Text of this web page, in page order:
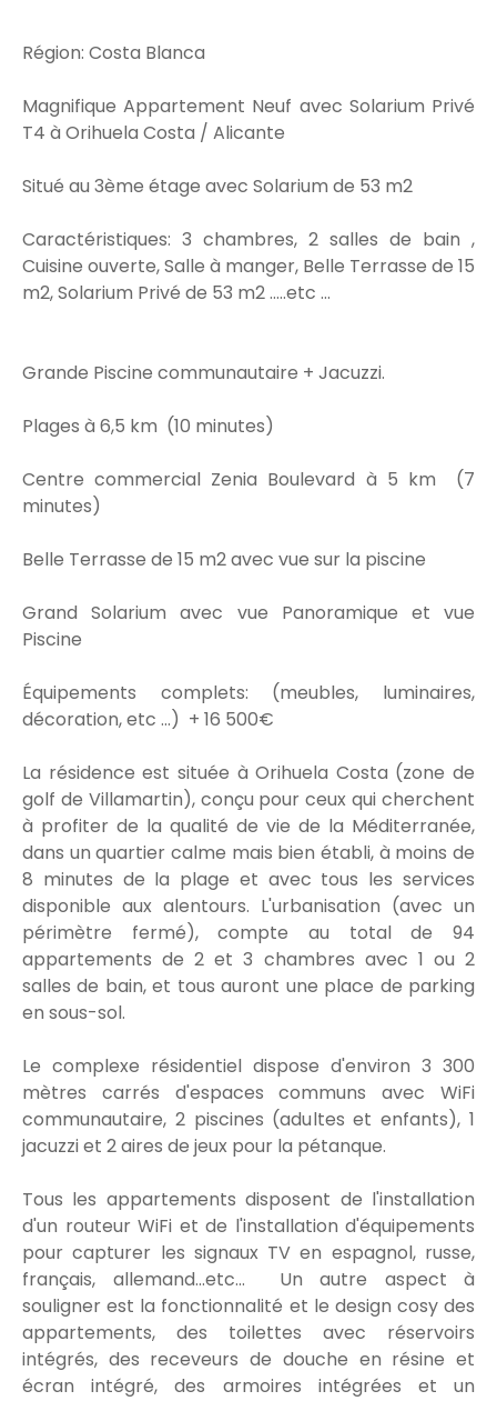
Région: Costa Blanca
Magnifique Appartement Neuf avec Solarium Privé
T4 à Orihuela Costa / Alicante
Situé au 3ème étage avec Solarium de 53 m2
Caractéristiques: 3 chambres, 2 salles de bain ,
Cuisine ouverte, Salle à manger, Belle Terrasse de 15
m2, Solarium Privé de 53 m2 .....etc ...
Grande Piscine communautaire + Jacuzzi.
Plages à 6,5 km (10 minutes)
Centre commercial Zenia Boulevard à 5 km (7
minutes)
Belle Terrasse de 15 m2 avec vue sur la piscine
Grand Solarium avec vue Panoramique et vue
Piscine
Équipements complets: (meubles, luminaires,
décoration, etc ...) + 16 500€
La résidence est située à Orihuela Costa (zone de
golf de Villamartin), conçu pour ceux qui cherchent
à profiter de la qualité de vie de la Méditerranée,
dans un quartier calme mais bien établi, à moins de
8 minutes de la plage et avec tous les services
disponible aux alentours. L'urbanisation (avec un
périmètre fermé), compte au total de 94
appartements de 2 et 3 chambres avec 1 ou 2
salles de bain, et tous auront une place de parking
en sous-sol.
Le complexe résidentiel dispose d'environ 3 300
mètres carrés d'espaces communs avec WiFi
communautaire, 2 piscines (adultes et enfants), 1
jacuzzi et 2 aires de jeux pour la pétanque.
Tous les appartements disposent de l'installation
d'un routeur WiFi et de l'installation d'équipements
pour capturer les signaux TV en espagnol, russe,
français, allemand...etc... Un autre aspect à
souligner est la fonctionnalité et le design cosy des
appartements, des toilettes avec réservoirs
intégrés, des receveurs de douche en résine et
écran intégré, des armoires intégrées et un